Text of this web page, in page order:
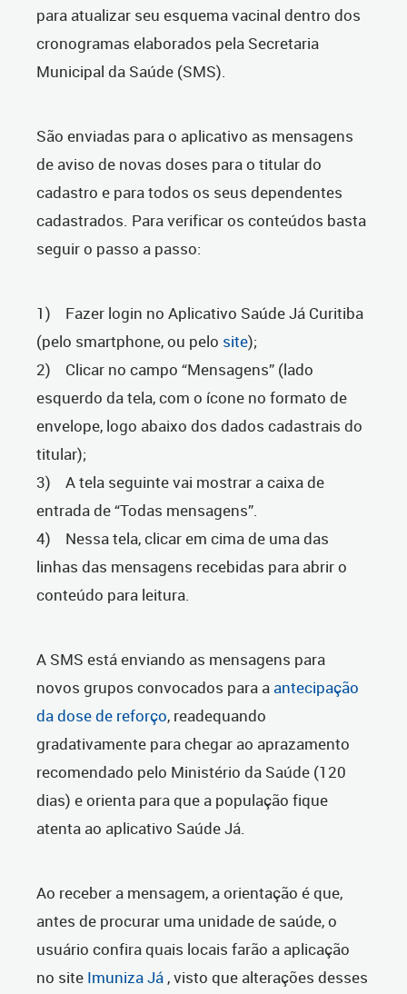
para atualizar seu esquema vacinal dentro dos
cronogramas elaborados pela Secretaria
Municipal da Saúde (SMS).
São enviadas para o aplicativo as mensagens
de aviso de novas doses para o titular do
cadastro e para todos os seus dependentes
cadastrados. Para verificar os conteúdos basta
seguir o passo a passo:
1) Fazer login no Aplicativo Saúde Já Curitiba
(pelo smartphone, ou pelo site);
2) Clicar no campo “Mensagens” (lado
esquerdo da tela, com o ícone no formato de
envelope, logo abaixo dos dados cadastrais do
titular);
3) A tela seguinte vai mostrar a caixa de
entrada de “Todas mensagens”.
4) Nessa tela, clicar em cima de uma das
linhas das mensagens recebidas para abrir o
conteúdo para leitura.
A SMS está enviando as mensagens para
novos grupos convocados para a antecipação
da dose de reforço, readequando
gradativamente para chegar ao aprazamento
recomendado pelo Ministério da Saúde (120
dias) e orienta para que a população fique
atenta ao aplicativo Saúde Já.
Ao receber a mensagem, a orientação é que,
antes de procurar uma unidade de saúde, o
usuário confira quais locais farão a aplicação
no site Imuniza Já , visto que alterações desses